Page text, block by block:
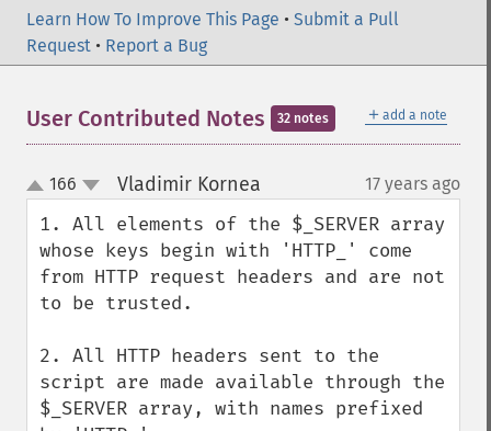
Learn How To Improve This Page • Submit a Pull
Request • Report a Bug
＋ add a note
User Contributed Notes 32 notes
up
down
166 Vladimir Kornea 17 years ago
1. All elements of the $_SERVER array
whose keys begin with 'HTTP_' come
from HTTP request headers and are not
to be trusted.
2. All HTTP headers sent to the
script are made available through the
$_SERVER array, with names prefixed